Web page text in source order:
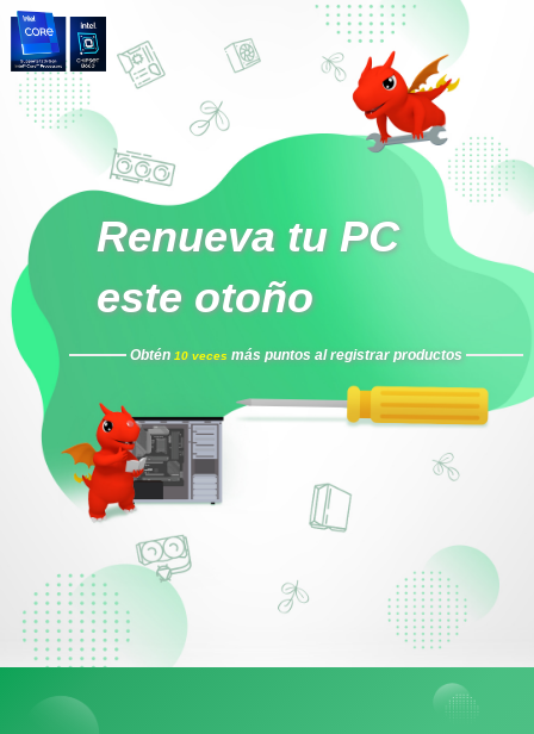
Renueva tu PC
este otoño
Obtén 10 vecesmás puntos al registrar productos